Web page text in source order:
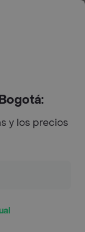
a Domicilio -
y los precios